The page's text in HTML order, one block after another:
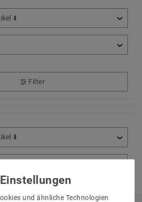
Filter
und ähnliche Technologien